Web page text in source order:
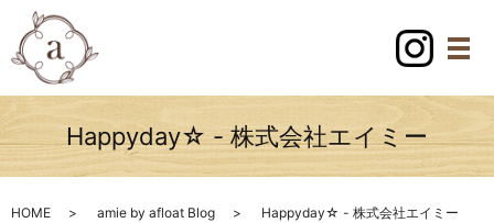
Happyday☆ - 株式会社エイミー
HOME amie by afloat Blog Happyday☆ - 株式会社エイミー